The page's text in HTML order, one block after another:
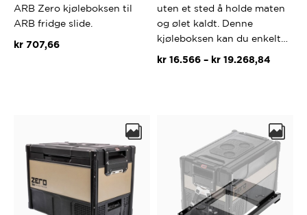
ARB Zero kjøleboksen til
ARB fridge slide.
kr707,66
uten et sted å holde maten
og ølet kaldt. Denne
kjøleboksen kan du enkelt…
kr 16.566 – kr 19.268,84
flere
varianter.
kan
velges
på